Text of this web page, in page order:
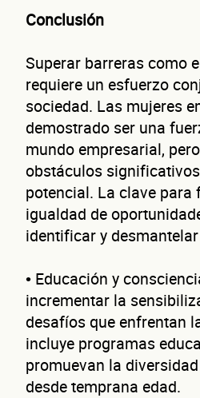
Conclusión
Superar barreras como
requiere un esfuerzo
sociedad. Las mujeres
demostrado ser una
mundo empresarial,
obstáculos
potencial. La clave para
igualdad de
identificar y
• Educación y
incrementar la
desafíos que enfrentan
incluye programas
promuevan la
desde temprana edad.
Nombre(s)